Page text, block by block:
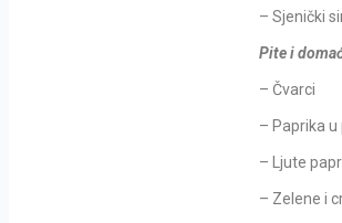
– Sjenički
Pite i
– Čvarci
– Paprika u
– Ljute
– Zelene i